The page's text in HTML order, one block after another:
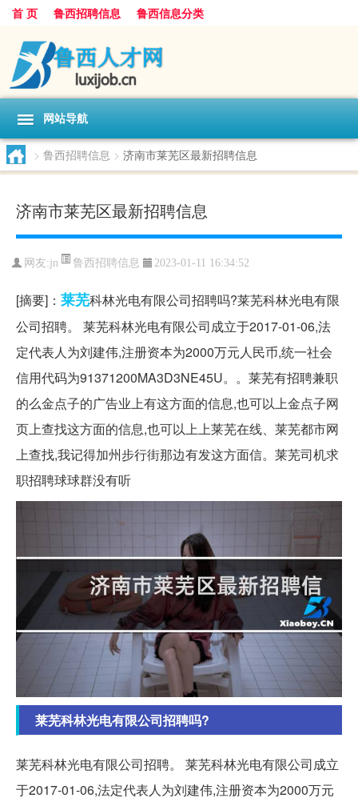
首 页 鲁西招聘信息 鲁西信息分类
网站导航
> 鲁西招聘信息 > 济南市莱芜区最新招聘信息
济南市莱芜区最新招聘信息
网友:jn 鲁西招聘信息 2023-01-11 16:34:52
[摘要]： 莱芜科林光电有限公司招聘吗?莱芜科林光电有限
公司招聘。 莱芜科林光电有限公司成立于2017-01-06,法
定代表人为刘建伟,注册资本为2000万元人民币,统一社会
信用代码为91371200MA3D3NE45U。。莱芜有招聘兼职
的么金点子的广告业上有这方面的信息,也可以上金点子网
页上查找这方面的信息,也可以上上莱芜在线、莱芜都市网
上查找,我记得加州步行街那边有发这方面信。莱芜司机求
职招聘球球群没有听
莱芜科林光电有限公司招聘吗?
莱芜科林光电有限公司招聘。 莱芜科林光电有限公司成立
于2017-01-06,法定代表人为刘建伟,注册资本为2000万元